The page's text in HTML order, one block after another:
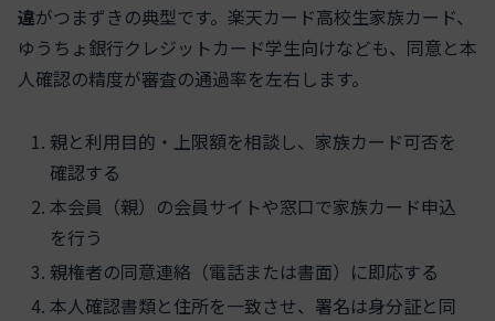
違がつまずきの典型です。楽天カード高校生家族カード、
ゆうちょ銀行クレジットカード学生向けなども、同意と本
人確認の精度が審査の通過率を左右します。
親と利用目的・上限額を相談し、家族カード可否を
確認する
本会員（親）の会員サイトや窓口で家族カード申込
を行う
親権者の同意連絡（電話または書面）に即応する
本人確認書類と住所を一致させ、署名は身分証と同